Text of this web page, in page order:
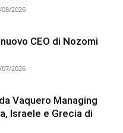
08/2026
CEO di Nozomi
07/2026
Vaquero Managing
Israele e Grecia di